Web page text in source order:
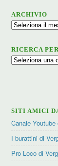
ARCHIVIO
Archivio
RICERCA
Ricerca
SITI AMICI
Canale
I burattini di
Pro Loco di